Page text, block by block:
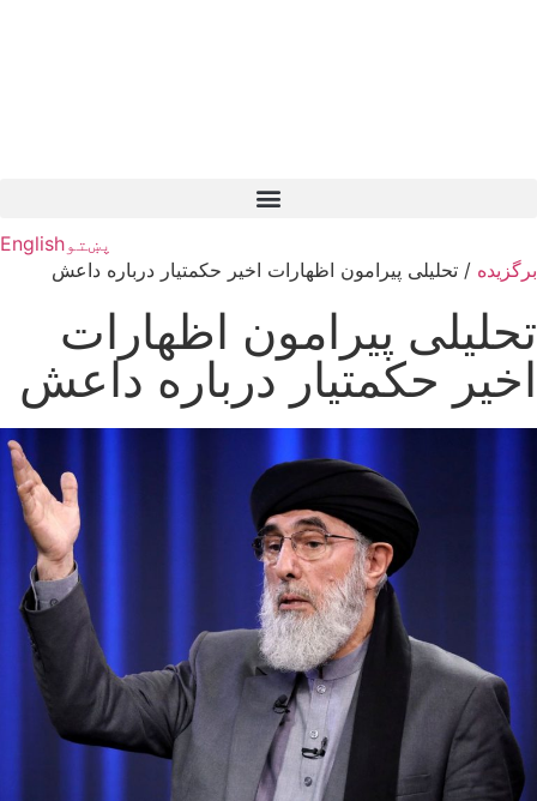
پښتوEnglish
برگزیده / تحلیلی پیرامون اظهارات اخیر حکمتیار درباره داعش
تحلیلی پیرامون اظهارات
اخیر حکمتیار درباره داعش